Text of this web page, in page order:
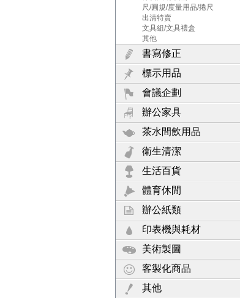
尺/圓規/度量用品/捲尺
出清特賣
文具組/文具禮盒
其他
書寫修正
標示用品
會議企劃
辦公家具
茶水間飲用品
衛生清潔
生活百貨
體育休閒
辦公紙類
印表機與耗材
美術製圖
客製化商品
其他